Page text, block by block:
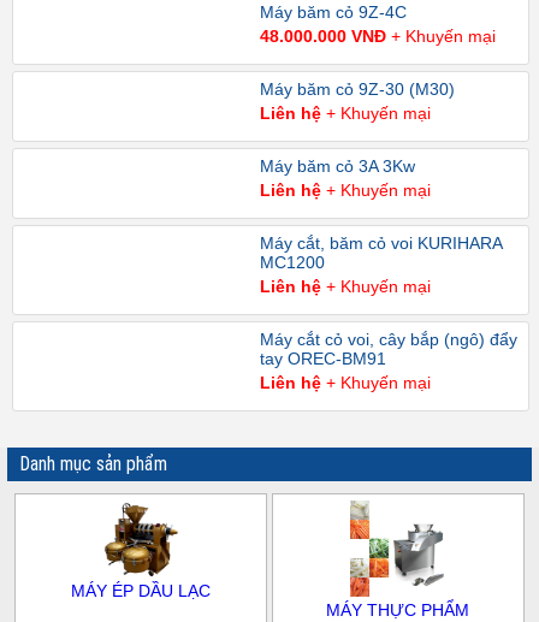
Máy băm cỏ 9Z-4C
48.000.000 VNĐ+ Khuyến mại
Máy băm cỏ 9Z-30 (M30)
Liên hệ+ Khuyến mại
Máy băm cỏ 3A 3Kw
Liên hệ+ Khuyến mại
Máy cắt, băm cỏ voi KURIHARA
MC1200
Liên hệ+ Khuyến mại
Máy cắt cỏ voi, cây bắp (ngô) đẩy
tay OREC-BM91
Liên hệ+ Khuyến mại
Danh mục sản phẩm
MÁY ÉP DẦU LẠC
MÁY THỰC PHẨM